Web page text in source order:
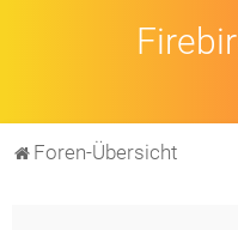
Foren-Übersicht